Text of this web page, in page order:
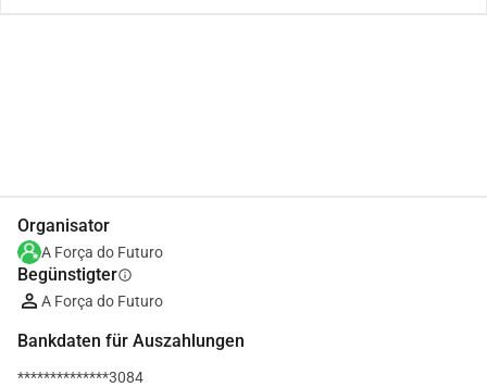
Organisator
A Força do Futuro
Begünstigterinfo
A Força do Futuro
Bankdaten für Auszahlungen
**************3084